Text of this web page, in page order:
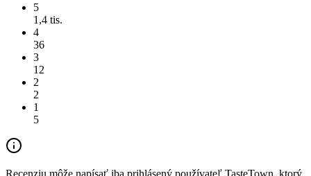
5
1,4 tis.
4
36
3
12
2
2
1
5
Recenziu môže napísať iba prihlásený používateľ TasteTown, ktorý